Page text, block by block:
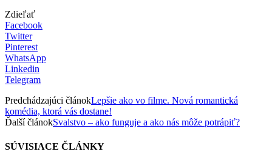
Zdieľať
Facebook
Twitter
Pinterest
WhatsApp
Linkedin
Telegram
Predchádzajúci článokLepšie ako vo filme. Nová romantická
komédia, ktorá vás dostane!
Ďalší článokSvalstvo – ako funguje a ako nás môže potrápiť?
SÚVISIACE ČLÁNKY